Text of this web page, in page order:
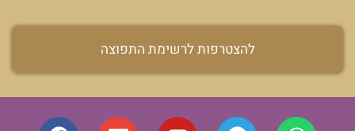
להצטרפות לרשימת התפוצה